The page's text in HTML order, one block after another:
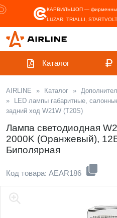
КАРВИЛЬШОП —
LUZAR, TRIALLI,
Каталог
AIRLINE » Каталог »
»
LED лампы габаритные,
задний ход W21W (T20S)
Лампа светодиодная
2000K (Оранжевый),
Биполярная
Код товара: AEAR186